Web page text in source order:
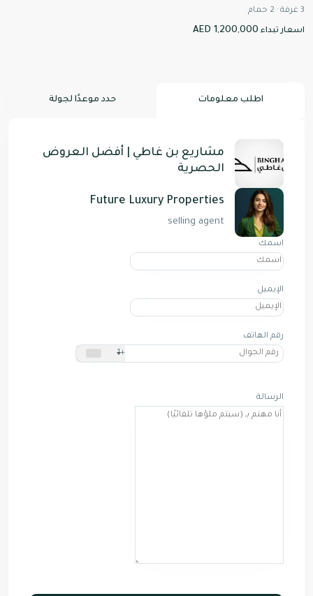
3 غرفة ·
2 حمام
اسعار تبداء AED 1,200,000
اطلب معلومات حدد موعدًا لجولة
مشاريع بن غاطي | أفضل العروض
الحصرية
Future Luxury Properties
selling agent
اسمك
الإيميل
رقم الهاتف
+1
الرسالة